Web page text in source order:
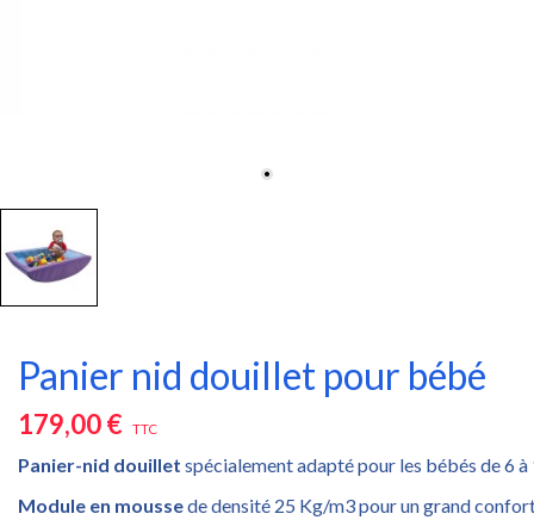
Panier nid douillet pour bébé
179,00 € TTC
Panier-nid douillet spécialement adapté pour les bébés de 6 à
Module en moussede densité 25 Kg/m3 pour un grand